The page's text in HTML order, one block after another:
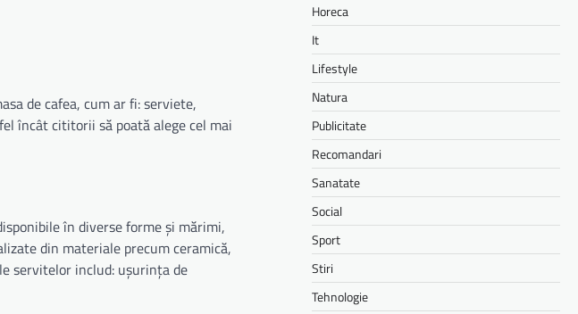
de cafea, cum ar fi: serviete,
încât cititorii să poată alege cel mai
în diverse forme și mărimi,
din materiale precum ceramică,
servitelor includ: ușurința de
Horeca
It
Lifestyle
Natura
Publicitate
Recomandari
Sanatate
Social
Sport
Stiri
Tehnologie